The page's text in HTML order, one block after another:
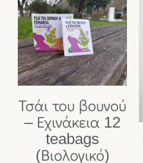
Τσάι του βουνού
– Εχινάκεια 12
teabags
(Βιολογικό)